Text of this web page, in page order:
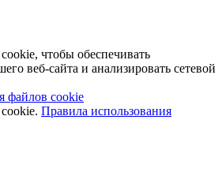
чтобы обеспечивать
веб-сайта и анализировать сетевой
файлов cookie
Правила использования